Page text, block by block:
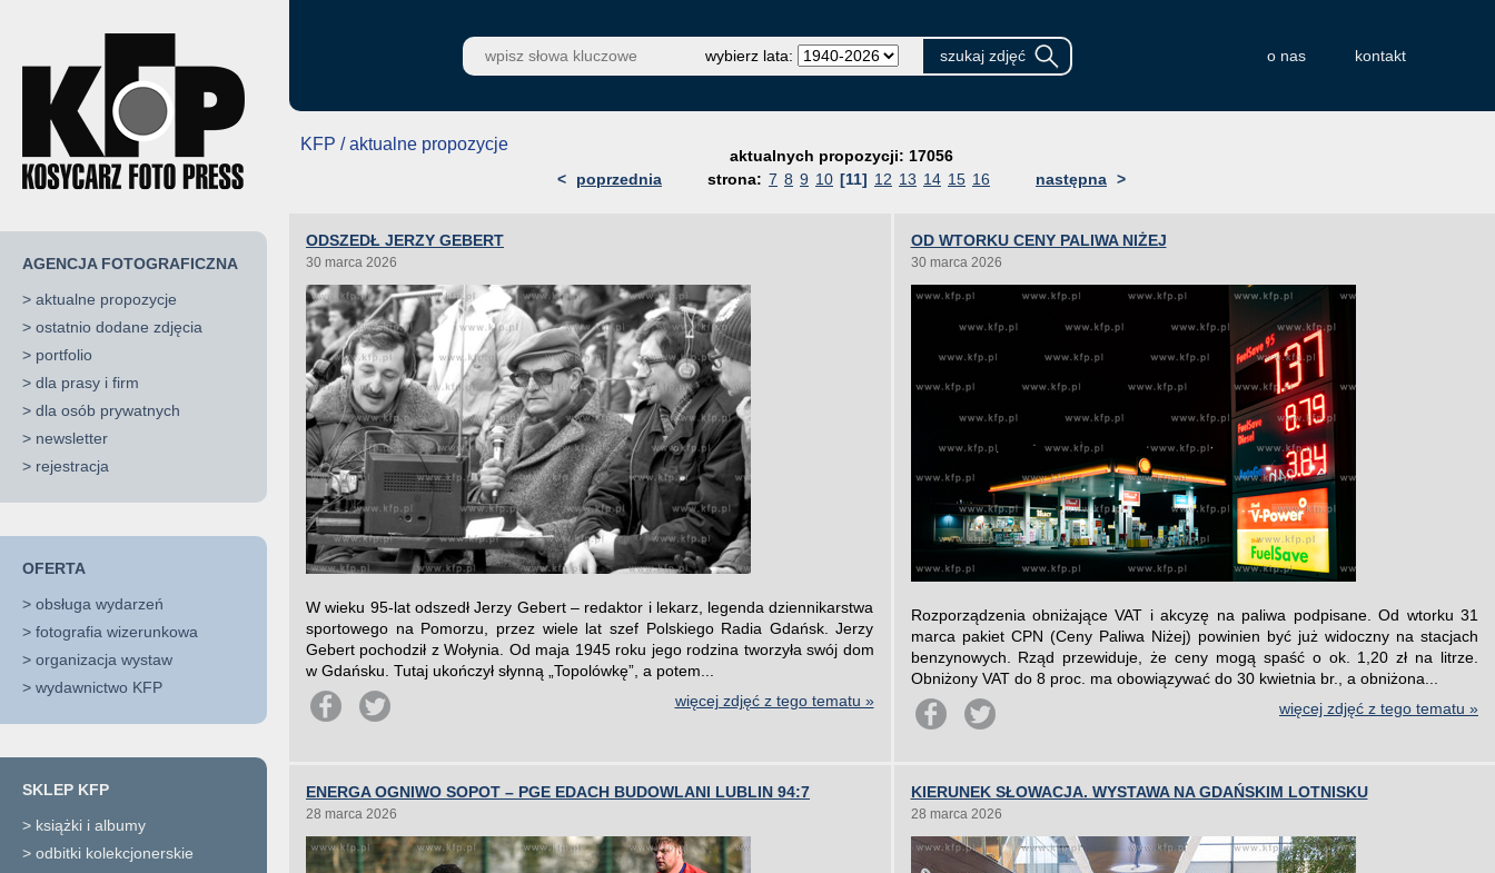
AGENCJA FOTOGRAFICZNA
> aktualne propozycje
> ostatnio dodane zdjęcia
> portfolio
> dla prasy i firm
> dla osób prywatnych
> newsletter
> rejestracja
OFERTA
> obsługa wydarzeń
> fotografia wizerunkowa
> organizacja wystaw
> wydawnictwo KFP
SKLEP KFP
> książki i albumy
> odbitki kolekcjonerskie
wybierz lata: o nas kontakt
KFP / aktualne propozycje
aktualnych propozycji: 17056
<
poprzednia strona: 7 8 9 10 [11] 12 13 14 15 16 następna >
ODSZEDŁ JERZY GEBERT
30 marca 2026
W wieku 95-lat odszedł Jerzy Gebert – redaktor i lekarz, legenda dziennikarstwa
sportowego na Pomorzu, przez wiele lat szef Polskiego Radia Gdańsk. Jerzy
Gebert pochodził z Wołynia. Od maja 1945 roku jego rodzina tworzyła swój dom
w Gdańsku. Tutaj ukończył słynną „Topolówkę”, a potem...
więcej zdjęć z tego tematu »
OD WTORKU CENY PALIWA NIŻEJ
30 marca 2026
Rozporządzenia obniżające VAT i akcyzę na paliwa podpisane. Od wtorku 31
marca pakiet CPN (Ceny Paliwa Niżej) powinien być już widoczny na stacjach
benzynowych. Rząd przewiduje, że ceny mogą spaść o ok. 1,20 zł na litrze.
Obniżony VAT do 8 proc. ma obowiązywać do 30 kwietnia br., a obniżona...
więcej zdjęć z tego tematu »
ENERGA OGNIWO SOPOT – PGE EDACH BUDOWLANI LUBLIN 94:7
28 marca 2026
KIERUNEK SŁOWACJA. WYSTAWA NA GDAŃSKIM LOTNISKU
28 marca 2026